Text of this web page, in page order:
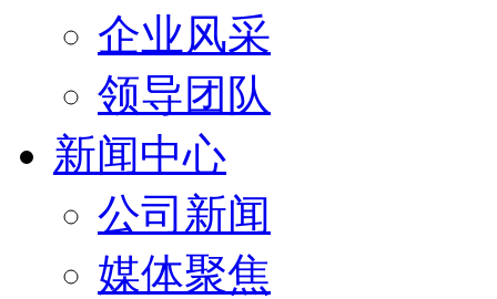
企业风采
领导团队
新闻中心
公司新闻
媒体聚焦